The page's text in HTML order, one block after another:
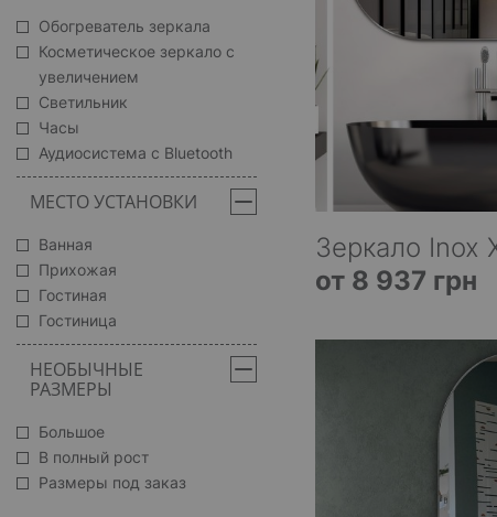
Обогреватель зеркала
Косметическое зеркало с
увеличением
Светильник
Часы
Аудиосистема с Bluetooth
МЕСТО УСТАНОВКИ
Ванная
Прихожая
Гостиная
Гостиница
НЕОБЫЧНЫЕ
РАЗМЕРЫ
Большое
В полный рост
Размеры под заказ
Зеркало Inox
от 8 937 грн